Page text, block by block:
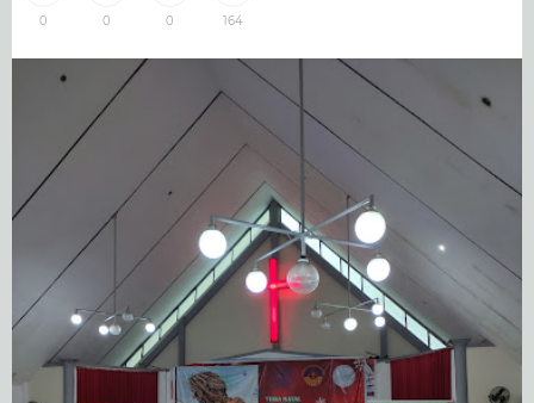
0 0 0 164